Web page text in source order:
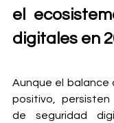
el
digitales en
Aunque el balance
positivo,
de seguridad